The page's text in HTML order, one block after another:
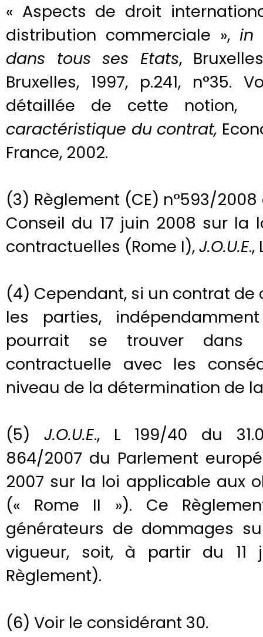
« Aspects de droit
distribution commerciale », in
dans tous ses Etats,
Bruxelles, 1997, p.241, n°35.
détaillée de cette notion,
caractéristique du contrat,
France, 2002.
(3) Règlement (CE) n°593/
Conseil du 17 juin 2008 sur la
contractuelles (Rome I),J.O.U.E.,
(4) Cependant, si un contrat
les parties,
pourrait se trouver dans
contractuelle avec les
niveau de la détermination de
(5) J.O.U.E., L 199/40 du
864/2007 du Parlement
2007 sur la loi applicable aux
(« Rome II »). Ce
générateurs de dommages
vigueur, soit, à partir du 11
Règlement).
(6) Voir le considérant 30.